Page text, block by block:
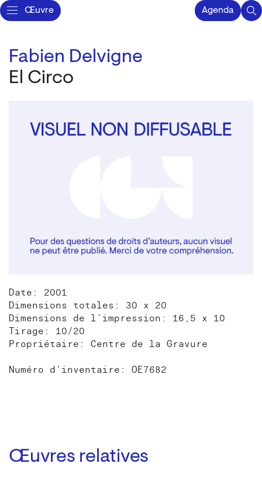
Œuvre Agenda
Fabien Delvigne
El Circo
Date: 2001
Dimensions totales: 30 x 20
Dimensions de l’impression: 16,5 x 10
Tirage: 10/20
Propriétaire: Centre de la Gravure
Numéro d'inventaire: OE7682
Œuvres relatives